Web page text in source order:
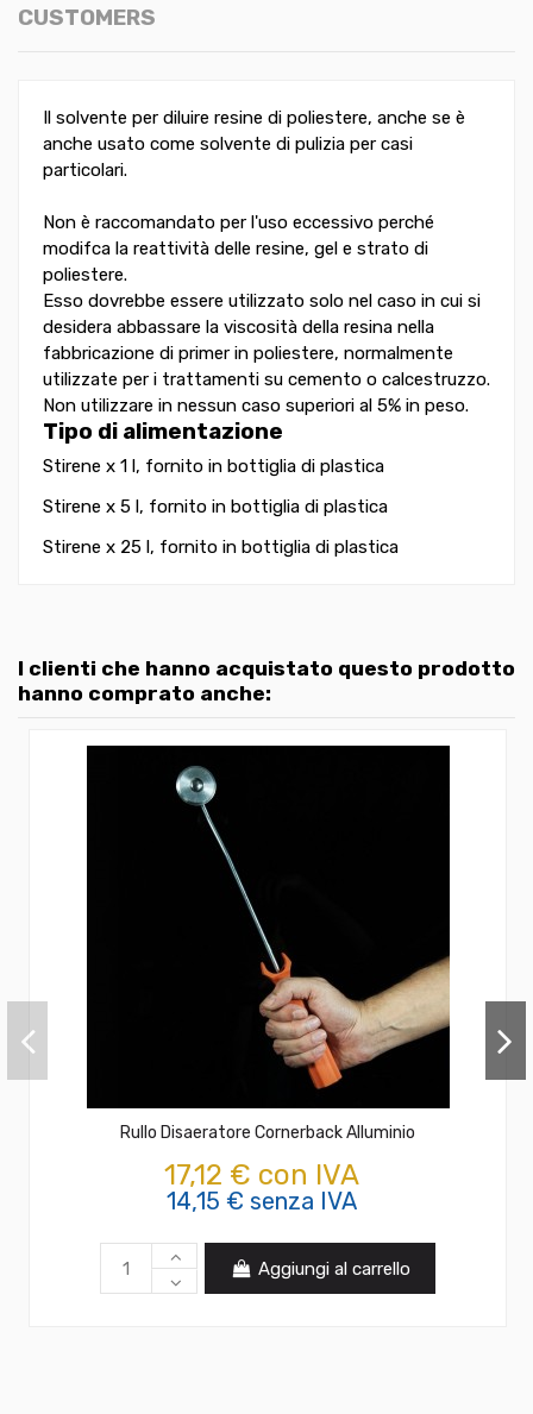
CUSTOMERS
Il solvente per diluire resine di poliestere, anche se è
anche usato come solvente di pulizia per casi
particolari.
Non è raccomandato per l'uso eccessivo perché
modifca la reattività delle resine, gel e strato di
poliestere.
Esso dovrebbe essere utilizzato solo nel caso in cui si
desidera abbassare la viscosità della resina nella
fabbricazione di primer in poliestere, normalmente
utilizzate per i trattamenti su cemento o calcestruzzo.
Non utilizzare in nessun caso superiori al 5% in peso.
Tipo di alimentazione
Stirene x 1 l, fornito in bottiglia di plastica
Stirene x 5 l, fornito in bottiglia di plastica
Stirene x 25 l, fornito in bottiglia di plastica
I clienti che hanno acquistato questo prodotto
hanno comprato anche:
Rullo Disaeratore Cornerback Alluminio
17,12 € con IVA
14,15 € senza IVA
Aggiungi al carrello